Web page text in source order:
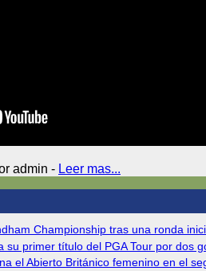
admin - Leer mas...
Championship tras una ronda
su primer título del PGA Tour por dos
el Abierto Británico femenino en el